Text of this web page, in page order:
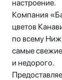
настроение.
Компания
цветов
по всему
самые
и недорого.